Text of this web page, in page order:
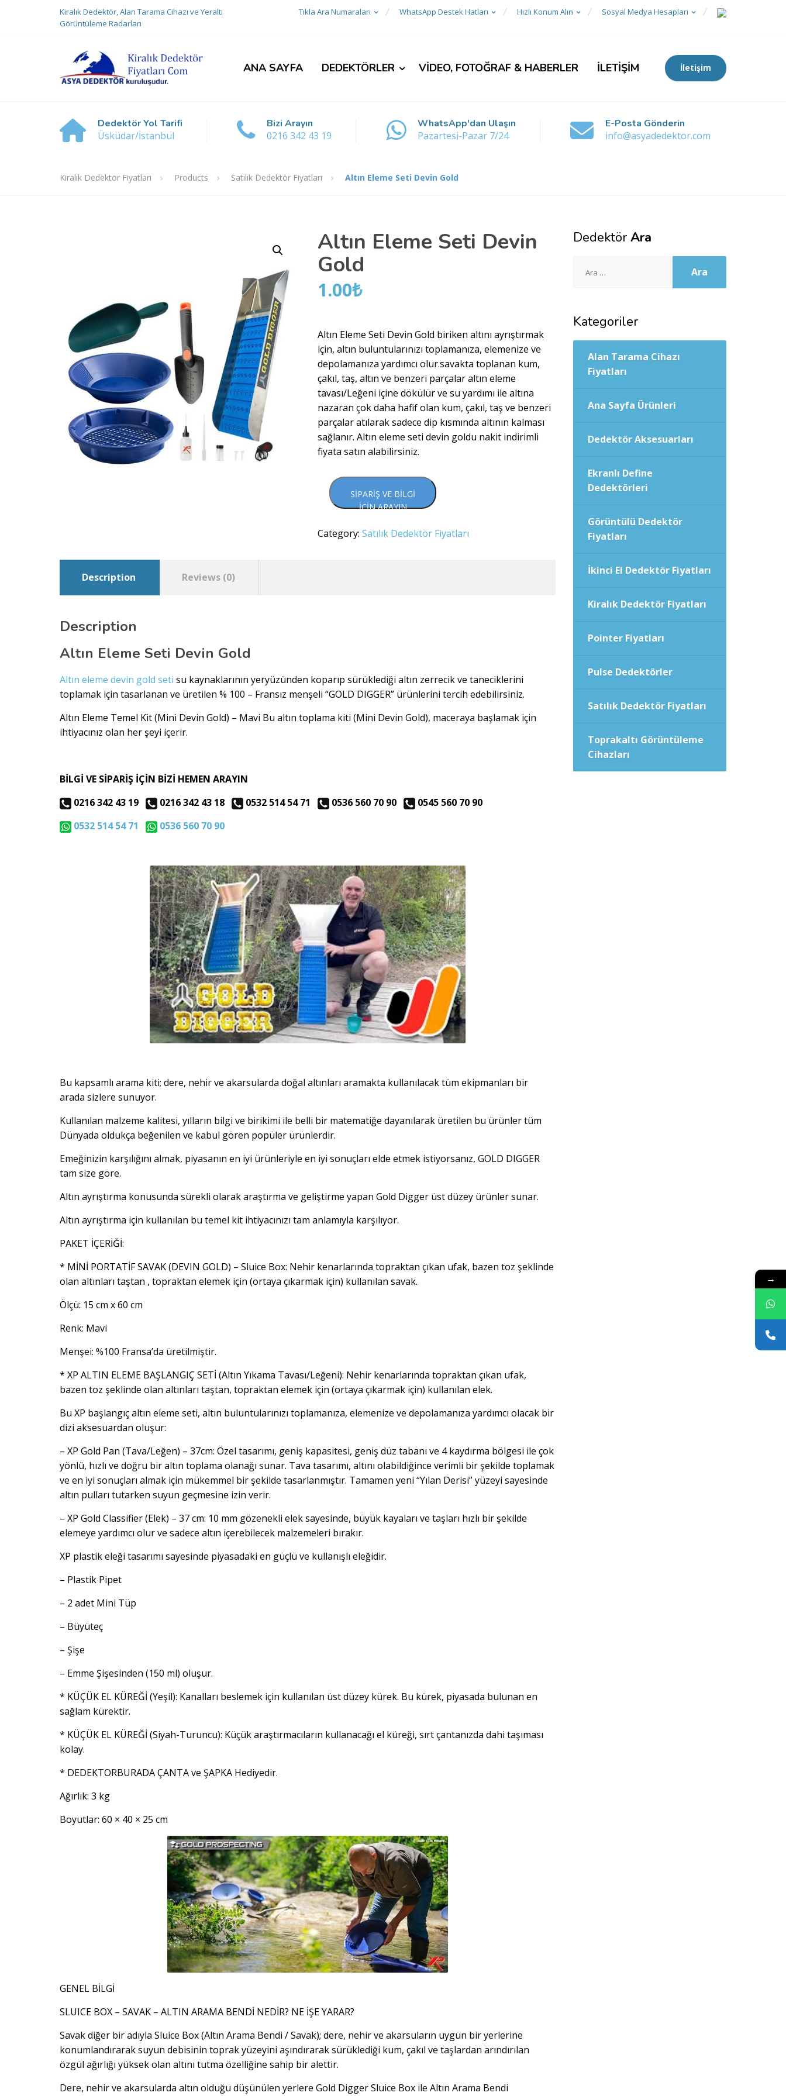
Kiralık Dedektör, Alan Tarama Cihazı ve Yeraltı
Görüntüleme Radarları
Tıkla Ara Numaraları WhatsApp Destek Hatları Hızlı Konum Alın Sosyal Medya Hesapları
ANA SAYFA DEDEKTÖRLER VİDEO, FOTOĞRAF & HABERLER İLETİŞİM İletişim
Dedektör Yol Tarifi
Üsküdar/İstanbul
Bizi Arayın
0216 342 43 19
WhatsApp'dan Ulaşın
Pazartesi-Pazar 7/24
E-Posta Gönderin
info@asyadedektor.com
Kiralık Dedektör Fiyatları Products Satılık Dedektör Fiyatları Altın Eleme Seti Devin Gold
Altın Eleme Seti Devin
Gold
1.00₺
Altın Eleme Seti Devin Gold biriken altını ayrıştırmak
için, altın buluntularınızı toplamanıza, elemenize ve
depolamanıza yardımcı olur.savakta toplanan kum,
çakıl, taş, altın ve benzeri parçalar altın eleme
tavası/Leğeni içine dökülür ve su yardımı ile altına
nazaran çok daha hafif olan kum, çakıl, taş ve benzeri
parçalar atılarak sadece dip kısmında altının kalması
sağlanır. Altın eleme seti devin goldu nakit indirimli
fiyata satın alabilirsiniz.
SIPARIŞ VE BILGI
İÇIN ARAYIN
Category: Satılık Dedektör Fiyatları
Description Reviews (0)
Description
Altın Eleme Seti Devin Gold
Altın eleme devin gold seti su kaynaklarının yeryüzünden koparıp sürüklediği altın zerrecik ve taneciklerini
toplamak için tasarlanan ve üretilen % 100 – Fransız menşeli “GOLD DIGGER” ürünlerini tercih edebilirsiniz.
Altın Eleme Temel Kit (Mini Devin Gold) – Mavi Bu altın toplama kiti (Mini Devin Gold), maceraya başlamak için
ihtiyacınız olan her şeyi içerir.
BİLGİ VE SİPARİŞ İÇİN BİZİ HEMEN ARAYIN
0216 342 43 19
0216 342 43 18 0532 514 54 71 0536 560 70 90
0545 560 70 90
0532 514 54 71
0536 560 70 90
Bu kapsamlı arama kiti; dere, nehir ve akarsularda doğal altınları aramakta kullanılacak tüm ekipmanları bir
arada sizlere sunuyor.
Kullanılan malzeme kalitesi, yılların bilgi ve birikimi ile belli bir matematiğe dayanılarak üretilen bu ürünler tüm
Dünyada oldukça beğenilen ve kabul gören popüler ürünlerdir.
Emeğinizin karşılığını almak, piyasanın en iyi ürünleriyle en iyi sonuçları elde etmek istiyorsanız, GOLD DIGGER
tam size göre.
Altın ayrıştırma konusunda sürekli olarak araştırma ve geliştirme yapan Gold Digger üst düzey ürünler sunar.
Altın ayrıştırma için kullanılan bu temel kit ihtiyacınızı tam anlamıyla karşılıyor.
PAKET İÇERİĞİ:
* MİNİ PORTATİF SAVAK (DEVIN GOLD) – Sluice Box: Nehir kenarlarında topraktan çıkan ufak, bazen toz şeklinde
olan altınları taştan , topraktan elemek için (ortaya çıkarmak için) kullanılan savak.
Ölçü: 15 cm x 60 cm
Renk: Mavi
Menşei: %100 Fransa’da üretilmiştir.
* XP ALTIN ELEME BAŞLANGIÇ SETİ (Altın Yıkama Tavası/Leğeni): Nehir kenarlarında topraktan çıkan ufak,
bazen toz şeklinde olan altınları taştan, topraktan elemek için (ortaya çıkarmak için) kullanılan elek.
Bu XP başlangıç ​​altın eleme seti, altın buluntularınızı toplamanıza, elemenize ve depolamanıza yardımcı olacak bir
dizi aksesuardan oluşur:
– XP Gold Pan (Tava/Leğen) – 37cm: Özel tasarımı, geniş kapasitesi, geniş düz tabanı ve 4 kaydırma bölgesi ile çok
yönlü, hızlı ve doğru bir altın toplama olanağı sunar. Tava tasarımı, altını olabildiğince verimli bir şekilde toplamak
ve en iyi sonuçları almak için mükemmel bir şekilde tasarlanmıştır. Tamamen yeni “Yılan Derisi” yüzeyi sayesinde
altın pulları tutarken suyun geçmesine izin verir.
– XP Gold Classifier (Elek) – 37 cm: 10 mm gözenekli elek sayesinde, büyük kayaları ve taşları hızlı bir şekilde
elemeye yardımcı olur ve sadece altın içerebilecek malzemeleri bırakır.
XP plastik eleği tasarımı sayesinde piyasadaki en güçlü ve kullanışlı eleğidir.
– Plastik Pipet
– 2 adet Mini Tüp
– Büyüteç
– Şişe
– Emme Şişesinden (150 ml) oluşur.
* KÜÇÜK EL KÜREĞİ (Yeşil): Kanalları beslemek için kullanılan üst düzey kürek. Bu kürek, piyasada bulunan en
sağlam kürektir.
* KÜÇÜK EL KÜREĞİ (Siyah-Turuncu): Küçük araştırmacıların kullanacağı el küreği, sırt çantanızda dahi taşıması
kolay.
* DEDEKTORBURADA ÇANTA ve ŞAPKA Hediyedir.
Ağırlık: 3 kg
Boyutlar: 60 × 40 × 25 cm
GENEL BİLGİ
SLUICE BOX – SAVAK – ALTIN ARAMA BENDİ NEDİR? NE İŞE YARAR?
Savak diğer bir adıyla Sluice Box (Altın Arama Bendi / Savak); dere, nehir ve akarsuların uygun bir yerlerine
konumlandırarak suyun debisinin toprak yüzeyini aşındırarak sürüklediği kum, çakıl ve taşlardan arındırılan
özgül ağırlığı yüksek olan altını tutma özelliğine sahip bir alettir.
Dere, nehir ve akarsularda altın olduğu düşünülen yerlere Gold Digger Sluice Box ile Altın Arama Bendi
Dedektör Ara
Kategoriler
Alan Tarama Cihazı
Fiyatları
Ana Sayfa Ürünleri
Dedektör Aksesuarları
Ekranlı Define
Dedektörleri
Görüntülü Dedektör
Fiyatları
İkinci El Dedektör Fiyatları
Kiralık Dedektör Fiyatları
Pointer Fiyatları
Pulse Dedektörler
Satılık Dedektör Fiyatları
Toprakaltı Görüntüleme
Cihazları
→